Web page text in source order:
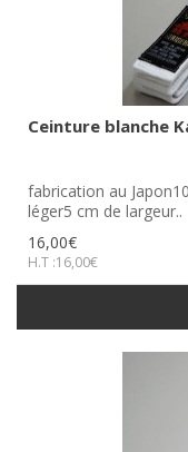
Ceinture blanche
fabrication au
léger5 cm de largeur..
16,00€
H.T :16,00€